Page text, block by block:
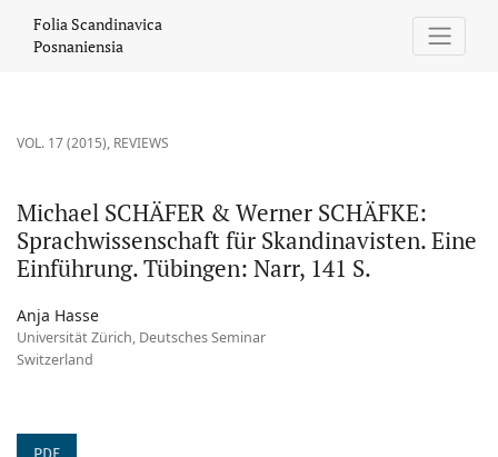
Folia Scandinavica
Posnaniensia
VOL. 17 (2015), REVIEWS
Michael SCHÄFER & Werner SCHÄFKE:
Sprachwissenschaft für Skandinavisten. Eine
Einführung. Tübingen: Narr, 141 S.
Anja Hasse
Universität Zürich, Deutsches Seminar
Switzerland